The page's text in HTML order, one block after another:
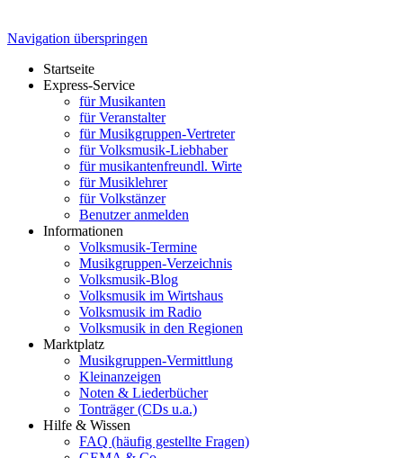
Navigation überspringen
Startseite
Express-Service
für Musikanten
für Veranstalter
für Musikgruppen-Vertreter
für Volksmusik-Liebhaber
für musikantenfreundl. Wirte
für Musiklehrer
für Volkstänzer
Benutzer anmelden
Informationen
Volksmusik-Termine
Musikgruppen-Verzeichnis
Volksmusik-Blog
Volksmusik im Wirtshaus
Volksmusik im Radio
Volksmusik in den Regionen
Marktplatz
Musikgruppen-Vermittlung
Kleinanzeigen
Noten & Liederbücher
Tonträger (CDs u.a.)
Hilfe & Wissen
FAQ (häufig gestellte Fragen)